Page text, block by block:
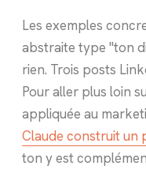
Les exemples
abstraite type "ton
rien. Trois posts
Pour aller plus loin
appliquée au
Claude construit un
ton y est